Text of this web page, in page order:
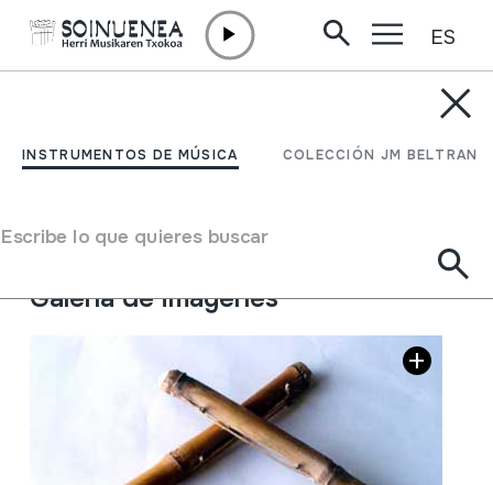
INSTRUMENTOS DE MÚSICA COLECCIÓN JM BELTRAN
Escribe lo que quieres buscar
ES
ARTO BIOLINA
Tipo de Instrumento de música
Cordófonos
->
Galería de imágenes